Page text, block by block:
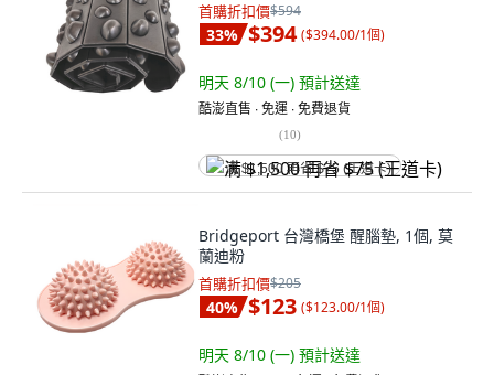
首購折扣價$594
33% $394 ($394.00/1個)
明天 8/10 (一) 預計送達
酷澎直售 ∙ 免運 ∙ 免費退貨
(10)
满 $1,500 再省 $75 (王道卡)
Bridgeport 台灣橋堡 醒腦墊, 1個, 莫
蘭迪粉
首購折扣價$205
40% $123 ($123.00/1個)
明天 8/10 (一) 預計送達